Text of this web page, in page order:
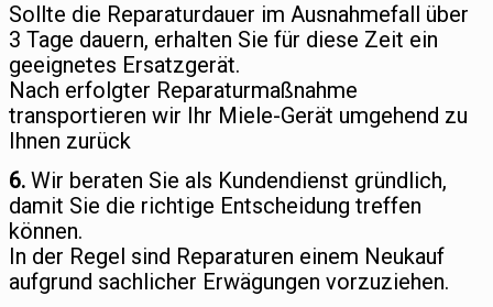
Sollte die Reparaturdauer im Ausnahmefall über
3 Tage dauern, erhalten Sie für diese Zeit ein
geeignetes Ersatzgerät.
Nach erfolgter Reparaturmaßnahme
transportieren wir Ihr Miele-Gerät umgehend zu
Ihnen zurück
6. Wir beraten Sie als Kundendienst gründlich,
damit Sie die richtige Entscheidung treffen
können.
In der Regel sind Reparaturen einem Neukauf
aufgrund sachlicher Erwägungen vorzuziehen.